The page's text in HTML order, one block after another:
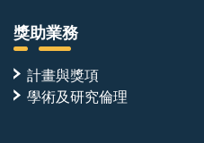
獎助業務
計畫與獎項
學術及研究倫理